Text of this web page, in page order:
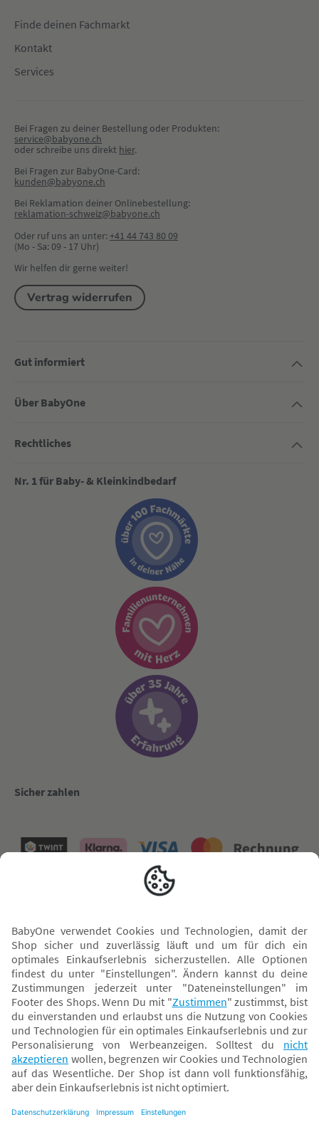
Finde deinen Fachmarkt
Kontakt
Services
Bei Fragen zu deiner Bestellung oder Produkten:
service@babyone.ch
oder schreibe uns direkt hier.
Bei Fragen zur BabyOne-Card:
kunden@babyone.ch
Bei Reklamation deiner Onlinebestellung:
reklamation-schweiz@babyone.ch
Oder ruf uns an unter:+41 44 743 80 09
(Mo - Sa: 09 - 17 Uhr)
Wir helfen dir gerne weiter!
Vertrag widerrufen
Gut informiert
Über BabyOne
Rechtliches
Nr. 1 für Baby- & Kleinkindbedarf
Sicher zahlen
* Alle Preise inkl. MwSt. und ggf. zzgl.Versandkosten. Der dargestellte Preis gilt -
abhängig von der von dir gewählten Option - im BabyOne-Onlineshop oder bei
Abholung in dem von dir gewählten BabyOne-Franchise-Betrieb. Der für den
Onlineshop geltende Preis stellt bei einem Verkauf durch unsere Franchise-
Nehmer eine unverbindliche Preisempfehlung dar. Der Verkaufspreis der
daher von dem Verkaufspreis im Onlineshop abweichen. Angaben zu